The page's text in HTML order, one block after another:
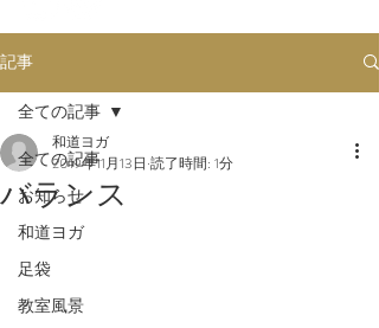
記事
全ての記事
お知らせ
和道ヨガ
足袋
教室風景
全ての記事
バランス
和道ヨガ
2019年11月13日 読了時間: 1分